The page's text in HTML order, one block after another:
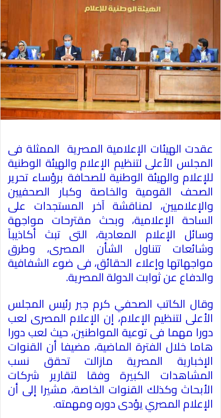
عقدت الهيئات الإعلامية المصرية الممثلة فى
المجلس الأعلى لتنظيم الإعلام والهيئة الوطنية
للإعلام والهيئة الوطنية للصحافة برؤساء تحرير
الصحف القومية والخاصة وكبار الصحفيين
والإعلاميين، لمناقشة آخر المستجدات على
الساحة الإعلامية، وبحث مقترحات مواجهة
وسائل الإعلام المعادية، التى تبث أكاذيباً
وشائعات تتناول الشأن المصرى، وطرق
مواجهاتها وإعلاء الحقائق، فى ضوء الشفافية
والدفاع عن ثوابت الدولة المصرية.
وقال الكاتب الصحفي كرم جبر رئيس المجلس
الأعلى لتنظيم الإعلام، إن الإعلام المصرى لعب
دورا مهما فى توعية المواطنين، حيث لعب دورا
هاما خلال الفترة الماضية، مضيفا أن القنوات
الإخبارية المصرية مازالت تحقق نسب
المشاهدات الكبيرة وفقا لتقارير شركات
الأبحاث وكذلك القنوات الخاصة، مشيرا إلى أن
الإعلام المصري يؤدى دوره ومهمته.